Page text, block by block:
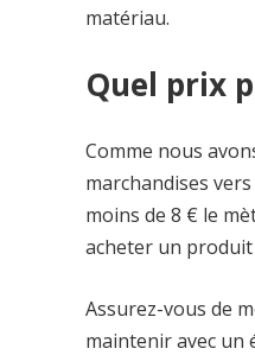
matériau.
Quel prix
Comme nous
marchandises
moins de 8 € le
acheter un
Assurez-vous de
maintenir avec un